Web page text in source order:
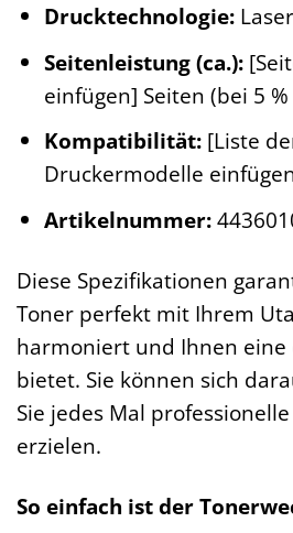
Drucktechnologie:Laser
Seitenleistung (ca.):
einfügen] Seiten (bei 5
Kompatibilität:[Liste
Druckermodelle
Artikelnummer:
Diese Spezifikationen
Toner perfekt mit Ihrem
harmoniert und Ihnen
bietet. Sie können sich
Sie jedes Mal
erzielen.
So einfach ist der